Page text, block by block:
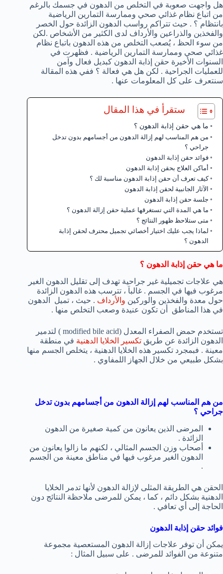
هل واجهت صعوبة في التخلص من الدهون في جسمك بالرغم
من اتباع نظام غذائي صحي وممارسة التمارين الرياضية
بانتظام ؟ . حيث تتراكم رواسب الدهون الزائدة حول الخصر
والفخذين والذراعين والأرداف لدى الكثير من الأشخاص .لكن
من سوء الحظ ، يُصعب التخلص من هذه الدهون باتباع نظام
غذائي صحي وممارسة التمارين الرياضية . فظهرت في
السنوات الأخيرة حقن إذابة الدهون كبديل فعال وآمن
للعمليات الجراحية . لكن هل هي فعالة ؟ ففي هذه المقالة
سنتعرف على كل المعلومات عنها .
ستقرأ في هذا المقال
ما هي حقن إذابة الدهون ؟
من هم المناسب لهم إزالة الدهون من أجسامهم بدون تدخل
جراحي ؟
فوائد حقن إذابة الدهون
أماكن العلاج بحقن إذابة الدهون
كيف تعرف أن حقن إذابة الدهون مناسبة لك ؟
الآثار الجانبية لحقن إذابة الدهون
جلسة حقن إذابة الدهون
ما هي المدة التي تستغرقها عملية حقن إزالة الدهون ؟
متى ستلاحظ ظهور النتائج ؟
لماذا يجب عليك اختيار أخصائي تجميل محترف لحقن إذابة
الدهون ؟
ما هي حقن إذابة الدهون ؟
هي علاجات تجميلية غير جراحية تهدف إلى تقليل الدهون الغير
مرغوب فيها في الجسم . غالباَ ، تترسب هذه الدهون الزائدة
حول معدة والفخذين والوركين والأرداف . حيث ، تميل الدهون
في هذا المناطق أن تكون عنيدة وصعب التخلص منها .
تستخدم حمض الصفراء المعدل (modified bile acid ) لتدمير
الدهون الزائدة عن طريق تكسير الخلايا الدهنية في منطقة
معينة . فبمجرد تكسير هذه الخلايا الدهنية ، يتخلص الجسم منها
بشكل طبيعي من خلال الجهاز اللمفاوي .
من هم المناسب لهم إزالة الدهون من أجسامهم بدون تدخل
جراحي ؟
المرضى الذين يعانون من كمية صغيرة من الدهون
الزائدة .
أصحاب وزن الجسم المثالي ، لكنهم ما زالوا يعانون من
الدهون الغير مرغوب فيها في مناطق معينة من الجسم
.
الحقن هي الطريقة المثلى لإزالة الدهون لأنها تدمر الخلايا
الدهنية بشكل دائم ، كما ، يمكن للمرضى ملاحظة النتائج دون
الحاجة إلى أي تعافي .
فوائد حقن إذابة الدهون
يمكن أن توفر علاجات إزالة الدهون المستعصية مجموعة
متنوعة من الفوائد للمرضى . على سبيل المثال :